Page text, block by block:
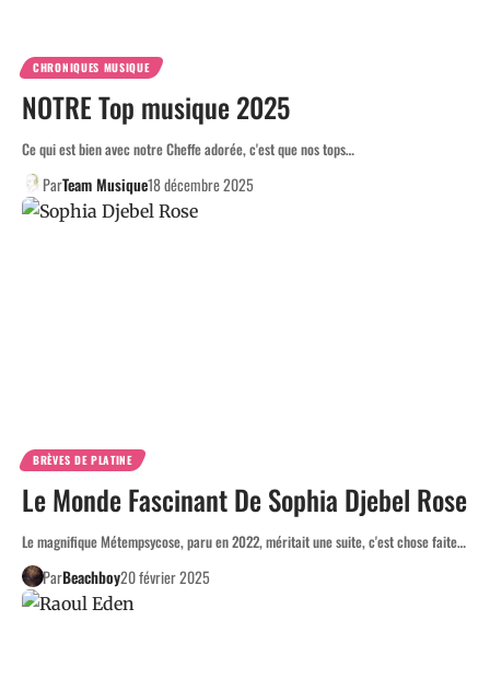
CHRONIQUES MUSIQUE
NOTRE Top musique 2025
Ce qui est bien avec notre Cheffe adorée, c'est que nos tops…
ParTeam Musique18 décembre 2025
BRÈVES DE PLATINE
Le Monde Fascinant De Sophia Djebel Rose
Le magnifique Métempsycose, paru en 2022, méritait une suite, c'est chose faite…
ParBeachboy20 février 2025